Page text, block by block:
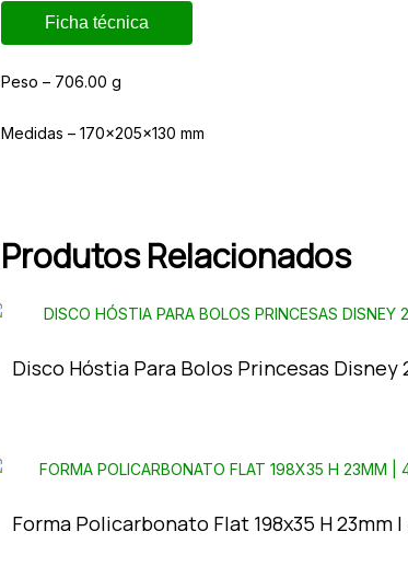
Ficha técnica
Peso – 706.00 g
Medidas – 170x205x130 mm
Produtos Relacionados
Disco Hóstia Para Bolos Princesas Disney
Forma Policarbonato Flat 198x35 H 23mm |